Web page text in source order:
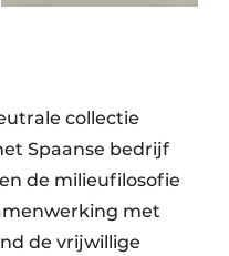
collectie
Spaanse bedrijf
de milieufilosofie
met
de vrijwillige